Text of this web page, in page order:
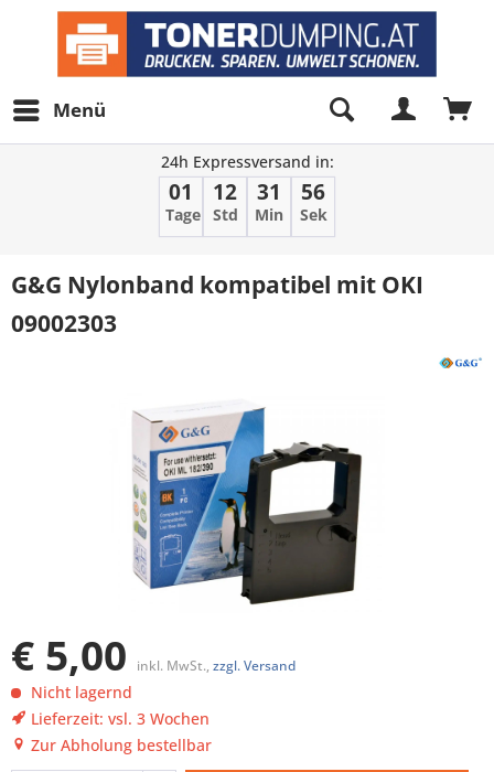
Menü
24h Expressversand in:
01
Tage
12
Std
31
Min
56
Sek
G&G Nylonband kompatibel mit OKI
09002303
€ 5,00 inkl. MwSt., zzgl. Versand
Nicht lagernd
Lieferzeit: vsl. 3 Wochen
Zur Abholung bestellbar